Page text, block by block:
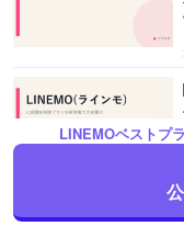
LINEMOベストプ